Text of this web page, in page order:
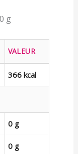
g
VALEUR
366 kcal
0 g
0 g